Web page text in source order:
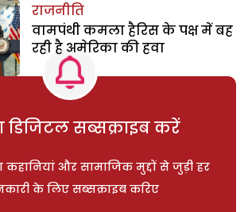
राजनीति
वामपंथी कमला हैरिस के पक्ष में बह
रही है अमेरिका की हवा
डिजिटल सब्सक्राइब करें
कहानियां और सामाजिक मुद्दों से जुड़ी हर
के लिए सब्सक्राइब करिए